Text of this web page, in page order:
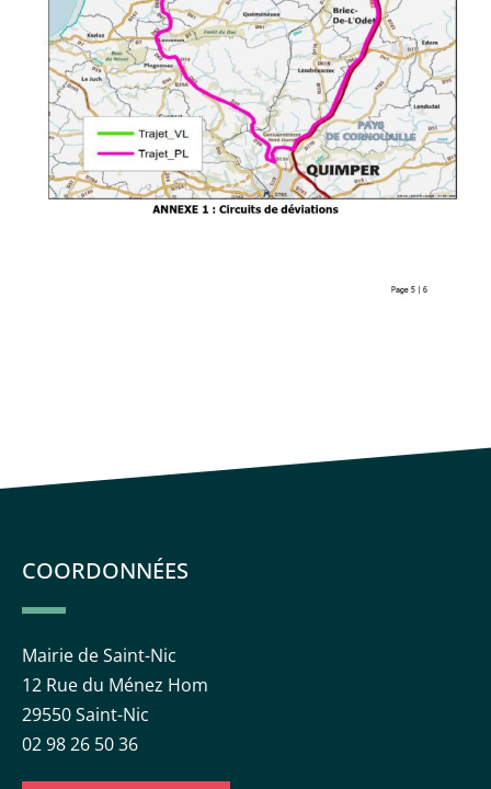
COORDONNÉES
Mairie de Saint-Nic
12 Rue du Ménez Hom
29550 Saint-Nic
02 98 26 50 36